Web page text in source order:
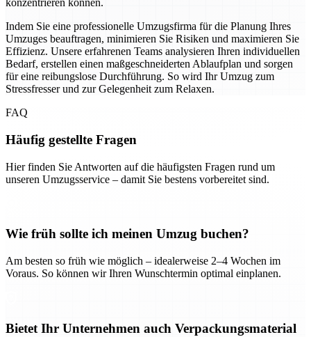
konzentrieren können.
Indem Sie eine professionelle Umzugsfirma für die Planung Ihres
Umzuges beauftragen, minimieren Sie Risiken und maximieren Sie
Effizienz. Unsere erfahrenen Teams analysieren Ihren individuellen
Bedarf, erstellen einen maßgeschneiderten Ablaufplan und sorgen
für eine reibungslose Durchführung. So wird Ihr Umzug zum
Stressfresser und zur Gelegenheit zum Relaxen.
FAQ
Häufig gestellte Fragen
Hier finden Sie Antworten auf die häufigsten Fragen rund um
unseren Umzugsservice – damit Sie bestens vorbereitet sind.
Wie früh sollte ich meinen Umzug buchen?
Am besten so früh wie möglich – idealerweise 2–4 Wochen im
Voraus. So können wir Ihren Wunschtermin optimal einplanen.
Bietet Ihr Unternehmen auch Verpackungsmaterial